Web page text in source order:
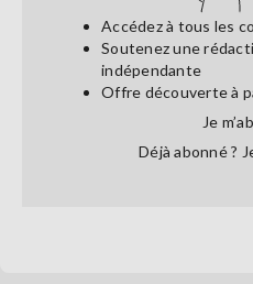
Accédez à tous les
Soutenez une
indépendante
Offre découverte à
Je
Déjà abonné ?